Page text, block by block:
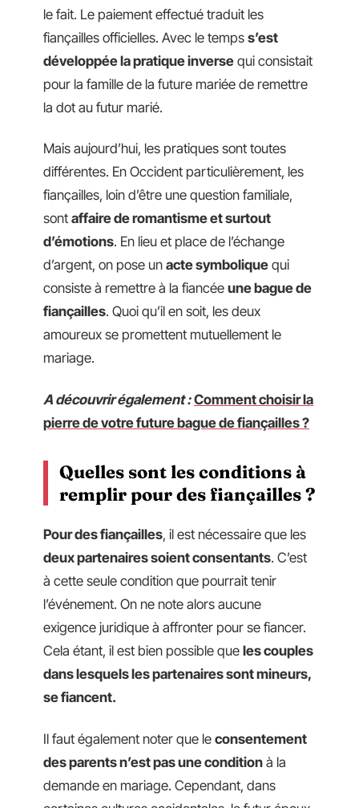
le fait. Le paiement effectué traduit les
fiançailles officielles. Avec le temps s’est
développée la pratique inverse qui consistait
pour la famille de la future mariée de remettre
la dot au futur marié.
Mais aujourd’hui, les pratiques sont toutes
différentes. En Occident particulièrement, les
fiançailles, loin d’être une question familiale,
sont affaire de romantisme et surtout
d’émotions. En lieu et place de l’échange
d’argent, on pose un acte symbolique qui
consiste à remettre à la fiancée une bague de
fiançailles. Quoi qu’il en soit, les deux
amoureux se promettent mutuellement le
mariage.
A découvrir également : Comment choisir la
pierre de votre future bague de fiançailles ?
Quelles sont les conditions à
remplir pour des fiançailles ?
Pour des fiançailles, il est nécessaire que les
deux partenaires soient consentants. C’est
à cette seule condition que pourrait tenir
l’événement. On ne note alors aucune
exigence juridique à affronter pour se fiancer.
Cela étant, il est bien possible que les couples
dans lesquels les partenaires sont mineurs,
se fiancent.
Il faut également noter que le consentement
des parents n’est pas une condition à la
demande en mariage. Cependant, dans